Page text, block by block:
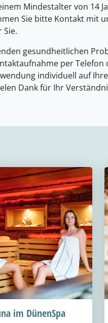
Mindestalter von 14
Sie bitte Kontakt mit
gesundheitlichen
per
individuell auf
Dank für Ihr
im DünenSpa